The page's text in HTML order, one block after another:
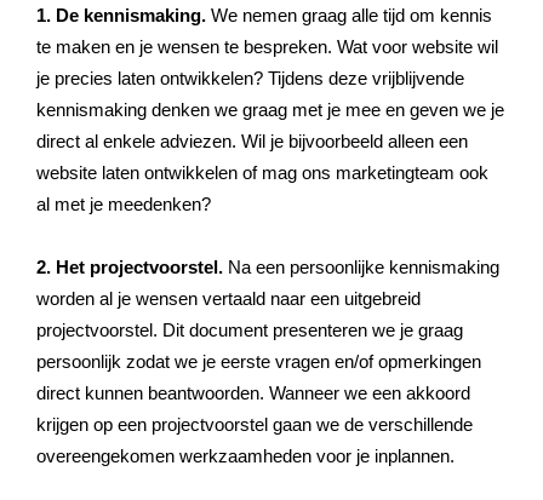
1. De kennismaking. We nemen graag alle tijd om kennis
te maken en je wensen te bespreken. Wat voor website wil
je precies laten ontwikkelen? Tijdens deze vrijblijvende
kennismaking denken we graag met je mee en geven we je
direct al enkele adviezen. Wil je bijvoorbeeld alleen een
website laten ontwikkelen of mag ons marketingteam ook
al met je meedenken?
2. Het projectvoorstel. Na een persoonlijke kennismaking
worden al je wensen vertaald naar een uitgebreid
projectvoorstel. Dit document presenteren we je graag
persoonlijk zodat we je eerste vragen en/of opmerkingen
direct kunnen beantwoorden. Wanneer we een akkoord
krijgen op een projectvoorstel gaan we de verschillende
overeengekomen werkzaamheden voor je inplannen.